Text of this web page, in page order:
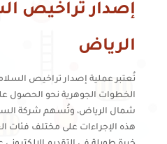
إصدار تراخيص
الرياض
تُعتبر عملية إصدار تراخيص
الخطوات الجوهرية نحو الحصول
شمال الرياض، وتُسهم شركة
هذه الإجراءات على مختلف فئات